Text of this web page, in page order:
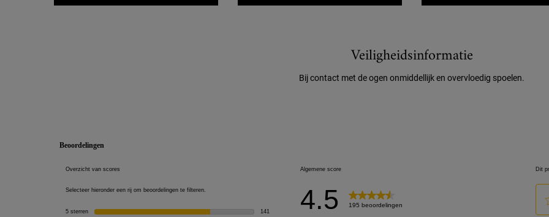
Veiligheidsinformatie
Bij contact met de ogen onmiddellijk en overvloedig spoelen.